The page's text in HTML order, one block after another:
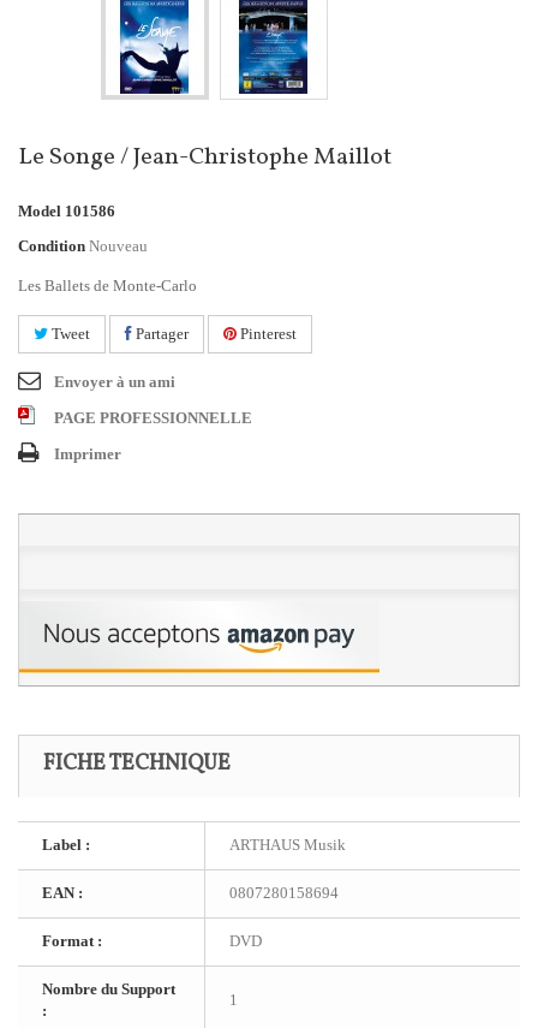
Le Songe / Jean-Christophe Maillot
Model 101586
Condition Nouveau
Les Ballets de Monte-Carlo
Tweet Partager Pinterest
Envoyer à un ami
PAGE PROFESSIONNELLE
Imprimer
FICHE TECHNIQUE
Label : ARTHAUS Musik
EAN : 0807280158694
Format : DVD
Nombre du Support
:
1